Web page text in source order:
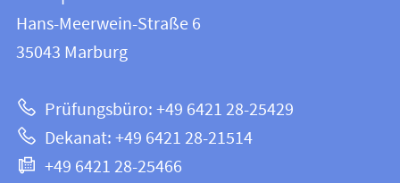
und
Informationen
Website
FB
12
|
und
Informatik
Hans-Meerwein-Straße 6
35043 Marburg
Prüfungsbüro: +49 6421 28-25429
Dekanat: +49 6421 28-21514
+49 6421 28-25466